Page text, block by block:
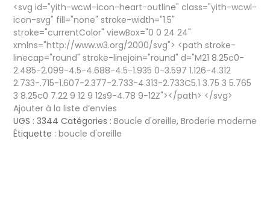
<svg id="yith-wcwl-icon-heart-outline" class="yith-wcwl-
icon-svg" fill="none" stroke-width="1.5"
stroke="currentColor" viewBox="0 0 24 24"
xmlns="http://www.w3.org/2000/svg"> <path stroke-
linecap="round" stroke-linejoin="round" d="M21 8.25c0-
2.485-2.099-4.5-4.688-4.5-1.935 0-3.597 1.126-4.312
2.733-.715-1.607-2.377-2.733-4.313-2.733C5.1 3.75 3 5.765
3 8.25c0 7.22 9 12 9 12s9-4.78 9-12Z"></path> </svg>
Ajouter à la liste d’envies
UGS : 3344 Catégories : Boucle d'oreille, Broderie moderne
Étiquette : boucle d'oreille